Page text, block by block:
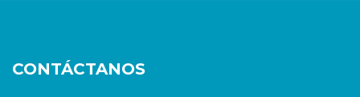
CONTÁCTANOS